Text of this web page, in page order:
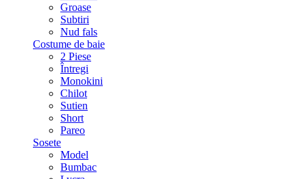
Groase
Subtiri
Nud fals
Costume de baie
2 Piese
Întregi
Monokini
Chilot
Sutien
Short
Pareo
Sosete
Model
Bumbac